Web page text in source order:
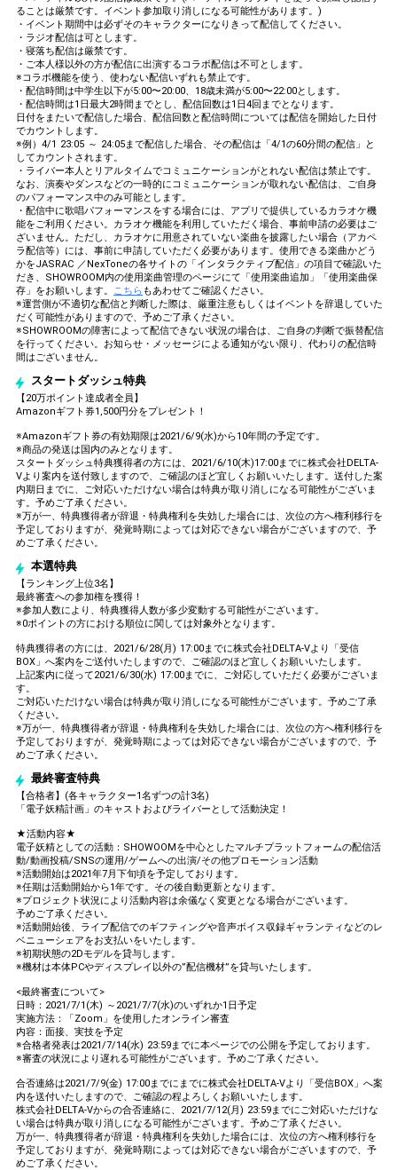
ることは厳禁です。イベント参加取り消しになる可能性があります。)
・イベント期間中は必ずそのキャラクターになりきって配信してください。
・ラジオ配信は可とします。
・寝落ち配信は厳禁です。
・ご本人様以外の方が配信に出演するコラボ配信は不可とします。
※コラボ機能を使う、使わない配信いずれも禁止です。
・配信時間は中学生以下が5:00〜20:00、18歳未満が5:00〜22:00とします。
・配信時間は1日最大2時間までとし、配信回数は1日4回までとなります。
日付をまたいで配信した場合、配信回数と配信時間については配信を開始した日付
でカウントします。
※例）4/1 23:05 ～ 24:05まで配信した場合、その配信は「4/1の60分間の配信」と
してカウントされます。
・ライバー本人とリアルタイムでコミュニケーションがとれない配信は禁止です。
なお、演奏やダンスなどの一時的にコミュニケーションが取れない配信は、ご自身
のパフォーマンス中のみ可能とします。
・配信中に歌唱パフォーマンスをする場合には、アプリで提供しているカラオケ機
能をご利用ください。カラオケ機能を利用していただく場合、事前申請の必要はご
ざいません。ただし、カラオケに用意されていない楽曲を披露したい場合（アカペ
ラ配信等）には、事前に申請していただく必要があります。使用できる楽曲かどう
かをJASRAC ／NexToneの各サイトの「インタラクティブ配信」の項目で確認いた
だき、SHOWROOM内の使用楽曲管理のページにて「使用楽曲追加」「使用楽曲保
存」をお願いします。 こちら もあわせてご確認ください。
※運営側が不適切な配信と判断した際は、厳重注意もしくはイベントを辞退していた
だく可能性がありますので、予めご了承ください。
※SHOWROOMの障害によって配信できない状況の場合は、ご自身の判断で振替配信
を行ってください。お知らせ・メッセージによる通知がない限り、代わりの配信時
間はございません。
スタートダッシュ特典
【20万ポイント達成者全員】
Amazonギフト券1,500円分をプレゼント！
※Amazonギフト券の有効期限は2021/6/9(水)から10年間の予定です。
※商品の発送は国内のみとなります。
スタートダッシュ特典獲得者の方には、2021/6/10(木)17:00までに株式会社DELTA-
Vより案内を送付致しますので、ご確認のほど宜しくお願いいたします。送付した案
内期日までに、ご対応いただけない場合は特典が取り消しになる可能性がございま
す。予めご了承ください。
※万が一、特典獲得者が辞退・特典権利を失効した場合には、次位の方へ権利移行を
予定しておりますが、発覚時期によっては対応できない場合がございますので、予
めご了承ください。
本選特典
【ランキング上位3名】
最終審査への参加権を獲得！
※参加人数により、特典獲得人数が多少変動する可能性がございます。
※0ポイントの方における順位に関しては対象外となります。
特典獲得者の方には、2021/6/28(月) 17:00までに株式会社DELTA-Vより「受信
BOX」へ案内をご送付いたしますので、ご確認のほど宜しくお願いいたします。
上記案内に従って2021/6/30(水) 17:00までに、ご対応していただく必要がございま
す。
ご対応いただけない場合は特典が取り消しになる可能性がございます。予めご了承
ください。
※万が一、特典獲得者が辞退・特典権利を失効した場合には、次位の方へ権利移行を
予定しておりますが、発覚時期によっては対応できない場合がございますので、予
めご了承ください。
最終審査特典
【合格者】(各キャラクター1名ずつの計3名)
「電子妖精計画」のキャストおよびライバーとして活動決定！
★活動内容★
電子妖精としての活動：SHOWOOMを中心としたマルチプラットフォームの配信活
動/動画投稿/SNSの運用/ゲームへの出演/その他プロモーション活動
※活動開始は2021年7月下旬頃を予定しております。
※任期は活動開始から1年です。その後自動更新となります。
※プロジェクト状況により活動内容は余儀なく変更となる場合がございます。
予めご了承ください。
※活動開始後、ライブ配信でのギフティングや音声ボイス収録ギャランティなどのレ
ベニューシェアをお支払いをいたします。
※初期状態の2Dモデルを貸与します。
※機材は本体PCやディスプレイ以外の”配信機材”を貸与いたします。
<最終審査について>
日時：2021/7/1(木) ～2021/7/7(水)のいずれか1日予定
実施方法：「Zoom」を使用したオンライン審査
内容：面接、実技を予定
※合格者発表は2021/7/14(水) 23:59までに本ページでの公開を予定しております。
※審査の状況により遅れる可能性がございます。予めご了承ください。
合否連絡は2021/7/9(金) 17:00までにまでに株式会社DELTA-Vより「受信BOX」へ案
内を送付いたしますので、ご確認の程よろしくお願いいたします。
株式会社DELTA-Vからの合否連絡に、2021/7/12(月) 23:59までにご対応いただけな
い場合は特典が取り消しになる可能性がございます。予めご了承ください。
万が一、特典獲得者が辞退・特典権利を失効した場合には、次位の方へ権利移行を
予定しておりますが、発覚時期によっては対応できない場合がございますので、予
めご了承ください。